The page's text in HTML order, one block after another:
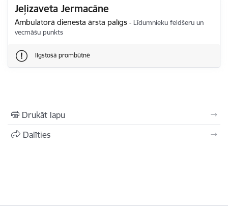
Jeļizaveta Jermacāne
Ambulatorā dienesta ārsta palīgs - Līdumnieku feldšeru un
vecmāšu punkts
Ilgstošā prombūtnē
Drukāt lapu
Dalīties